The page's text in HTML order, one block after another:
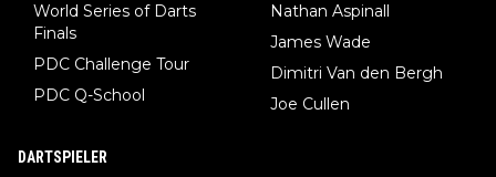
World Series of Darts
Finals
PDC Challenge Tour
PDC Q-School
Nathan Aspinall
James Wade
Dimitri Van den Bergh
Joe Cullen
DARTSPIELER